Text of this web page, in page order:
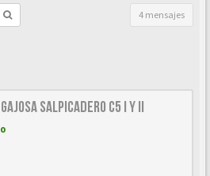
4 mensajes
salpicadero C5 I y II